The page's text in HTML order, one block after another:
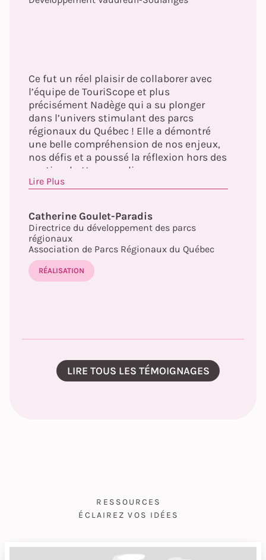
Ce fut un réel plaisir de collaborer avec
l’équipe de TouriScope et plus
précisément Nadège qui a su plonger
dans l’univers stimulant des parcs
régionaux du Québec ! Elle a démontré
une belle compréhension de nos enjeux,
nos défis et a poussé la réflexion hors des
sentiers battus pour livrer une
planification stratégique ambitieuse et
Lire Plus
Catherine Goulet-Paradis
Directrice du développement des parcs
régionaux
Association de Parcs Régionaux du Québec
RÉALISATION
LIRE TOUS LES TÉMOIGNAGES
RESSOURCES
ÉCLAIREZ VOS IDÉES